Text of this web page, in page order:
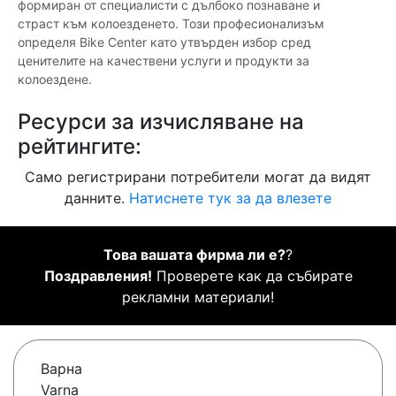
формиран от специалисти с дълбоко познаване и
страст към колоезденето. Този професионализъм
определя Bike Center като утвърден избор сред
ценителите на качествени услуги и продукти за
колоездене.
Ресурси за изчисляване на
рейтингите:
Само регистрирани потребители могат да видят
данните. Натиснете тук за да влезете
Това вашата фирма ли е??
Поздравления! Проверете как да събирате
рекламни материали!
Варна
Varna